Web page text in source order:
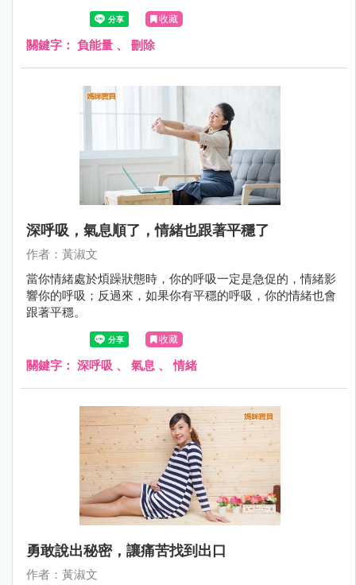
舒服，如果再重來，怎麼做才會更好，就用藍筆修復。
收藏
關鍵字： 負能量 、 刪除
深呼吸，氣息順了，情緒也跟著平穩了
作者：黃淑文
當你情緒處於煩躁狀態時，你的呼吸一定是急促的，情緒影
響你的呼吸；反過來，如果你有平穩的呼吸，你的情緒也會
跟著平穩。
收藏
關鍵字： 深呼吸 、 氣息 、情緒
勇敢說出秘密，讓痛苦找到出口
作者：黃淑文